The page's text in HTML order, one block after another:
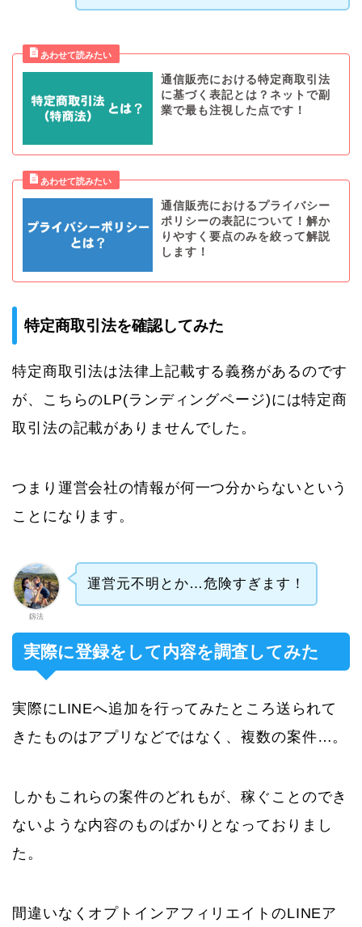
通信販売における特定商取引法
に基づく表記とは？ネットで副
業で最も注視した点です！
通信販売におけるプライバシー
ポリシーの表記について！解か
りやすく要点のみを絞って解説
します！
特定商取引法を確認してみた
特定商取引法は法律上記載する義務があるのです
が、こちらのLP(ランディングページ)には特定商
取引法の記載がありませんでした。
つまり運営会社の情報が何一つ分からないという
ことになります。
釼法
運営元不明とか…危険すぎます！
実際に登録をして内容を調査してみた
実際にLINEへ追加を行ってみたところ送られて
きたものはアプリなどではなく、複数の案件…。
しかもこれらの案件のどれもが、稼ぐことのでき
ないような内容のものばかりとなっておりまし
た。
間違いなくオプトインアフィリエイトのLINEア